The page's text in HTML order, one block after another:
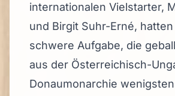
internationalen Vielstarter,
und Birgit Suhr-Erné,
schwere Aufgabe, die
aus der Österreichisch-
Donaumonarchie